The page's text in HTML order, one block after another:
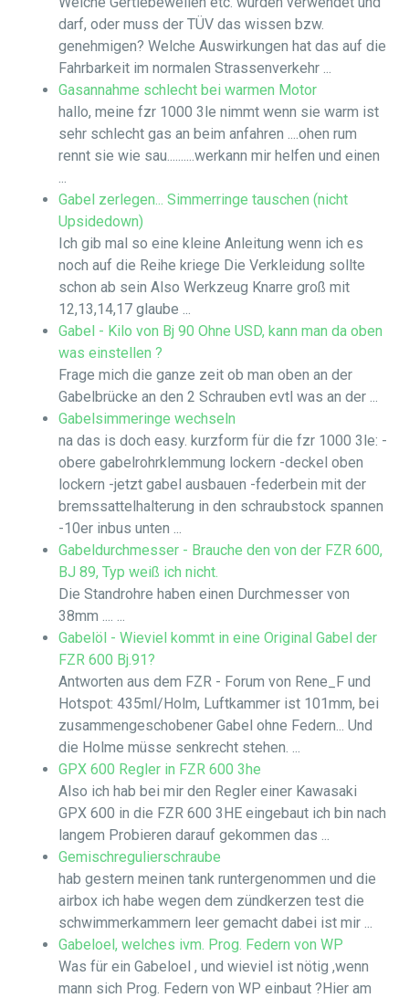
darf, oder muss der TÜV das wissen bzw.
genehmigen? Welche Auswirkungen hat das auf die
Fahrbarkeit im normalen Strassenverkehr ...
Gasannahme schlecht bei warmen Motor
hallo, meine fzr 1000 3le nimmt wenn sie warm ist
sehr schlecht gas an beim anfahren ....ohen rum
rennt sie wie sau..........werkann mir helfen und einen
Gabel zerlegen... Simmerringe tauschen (nicht
Upsidedown)
Ich gib mal so eine kleine Anleitung wenn ich es
noch auf die Reihe kriege Die Verkleidung sollte
schon ab sein Also Werkzeug Knarre groß mit
12,13,14,17 glaube ...
Gabel - Kilo von Bj 90 Ohne USD, kann man da oben
was einstellen ?
Frage mich die ganze zeit ob man oben an der
Gabelbrücke an den 2 Schrauben evtl was an der ...
Gabelsimmeringe wechseln
na das is doch easy. kurzform für die fzr 1000 3le: -
obere gabelrohrklemmung lockern -deckel oben
lockern -jetzt gabel ausbauen -federbein mit der
bremssattelhalterung in den schraubstock spannen
-10er inbus unten ...
Gabeldurchmesser - Brauche den von der FZR 600,
BJ 89, Typ weiß ich nicht.
Die Standrohre haben einen Durchmesser von
38mm .... ...
Gabelöl - Wieviel kommt in eine Original Gabel der
FZR 600 Bj.91?
Antworten aus dem FZR - Forum von Rene_F und
Hotspot: 435ml/Holm, Luftkammer ist 101mm, bei
zusammengeschobener Gabel ohne Federn... Und
die Holme müsse senkrecht stehen. ...
GPX 600 Regler in FZR 600 3he
Also ich hab bei mir den Regler einer Kawasaki
GPX 600 in die FZR 600 3HE eingebaut ich bin nach
langem Probieren darauf gekommen das ...
Gemischregulierschraube
hab gestern meinen tank runtergenommen und die
airbox ich habe wegen dem zündkerzen test die
schwimmerkammern leer gemacht dabei ist mir ...
Gabeloel, welches ivm. Prog. Federn von WP
Was für ein Gabeloel , und wieviel ist nötig ,wenn
mann sich Prog. Federn von WP einbaut ?Hier am